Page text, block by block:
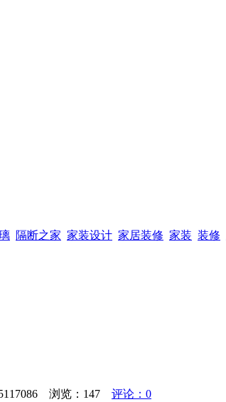
隔断之家 家装设计 家居装修 家装 装修
浏览： 147
评论：0